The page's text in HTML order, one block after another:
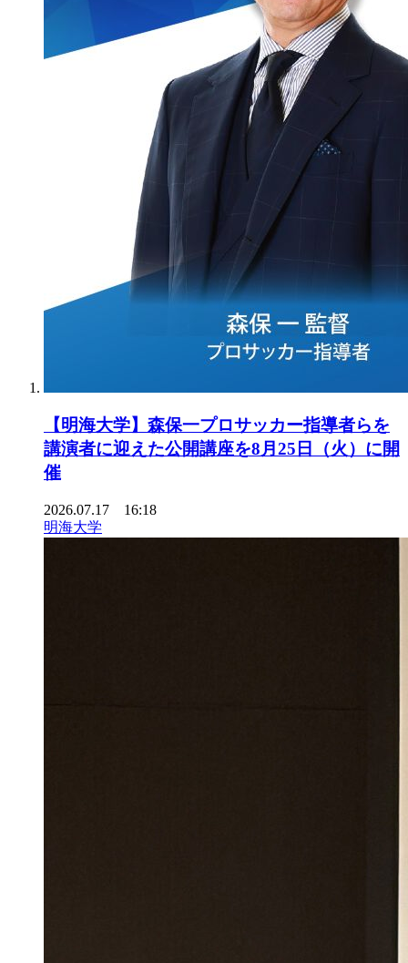
【明海大学】森保一プロサッカー指導者らを
講演者に迎えた公開講座を8月25日（火）に開
催
2026.07.17 16:18
明海大学